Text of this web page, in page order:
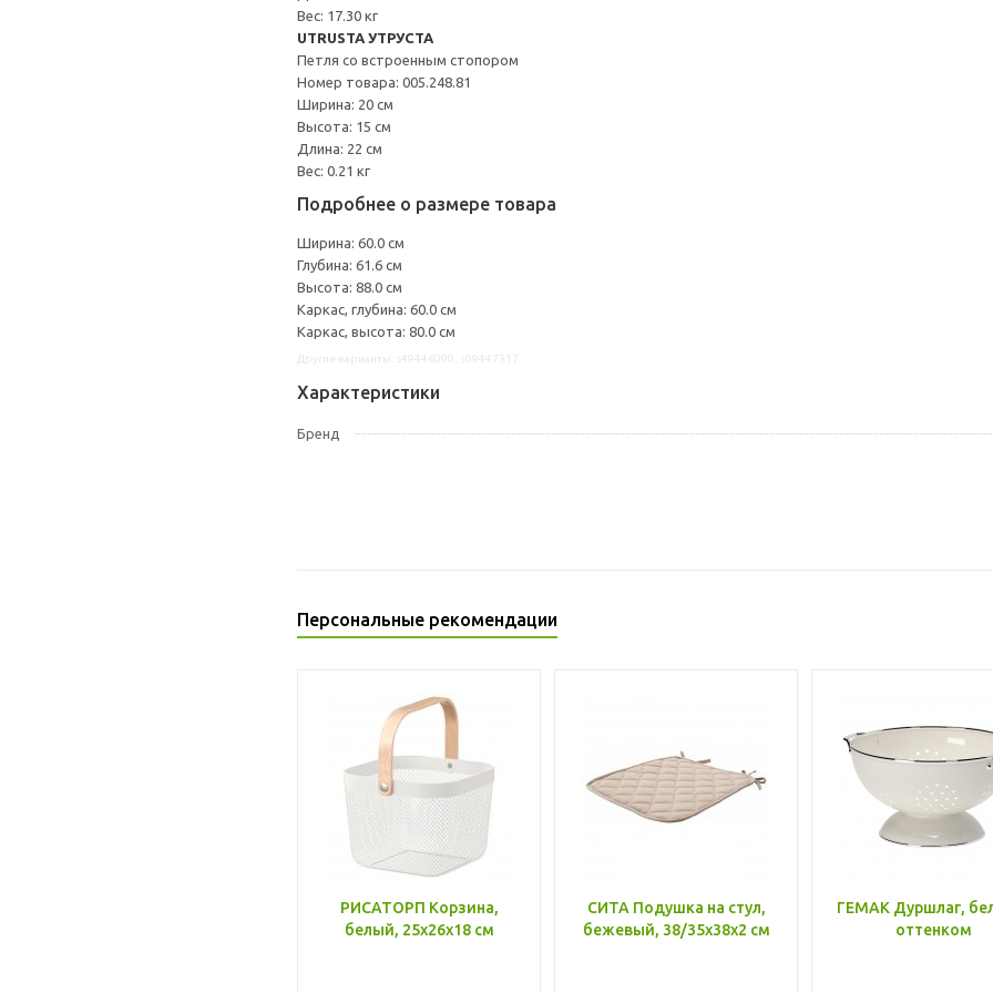
Вес: 17.30 кг
UTRUSTA УТРУСТА
Петля со встроенным стопором
Номер товара: 005.248.81
Ширина: 20 см
Высота: 15 см
Длина: 22 см
Вес: 0.21 кг
Подробнее о размере товара
Ширина: 60.0 см
Глубина: 61.6 см
Высота: 88.0 см
Каркас, глубина: 60.0 см
Каркас, высота: 80.0 см
Характеристики
Бренд
Персональные рекомендации
РИСАТОРП Корзина,
белый, 25x26x18 см
СИТА Подушка на стул,
бежевый, 38/35x38x2 см
ГЕМАК Дуршлаг,
оттенком